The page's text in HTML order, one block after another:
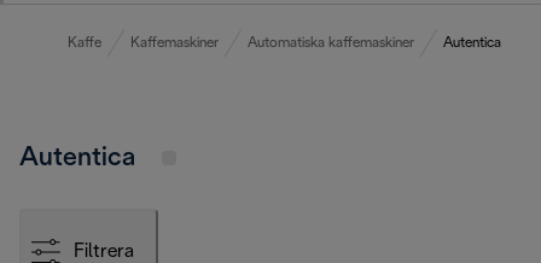
Kaffe Kaffemaskiner Automatiska kaffemaskiner Autentica
Autentica
Filtrera